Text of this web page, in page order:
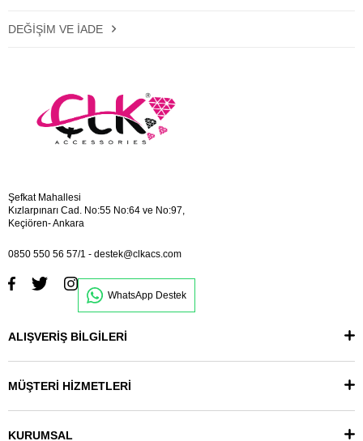
DEĞIŞIM VE İADE
Şefkat Mahallesi
Kızlarpınarı Cad. No:55 No:64 ve No:97,
Keçiören- Ankara
0850 550 56 57/1 - destek@clkacs.com
WhatsApp Destek
ALIŞVERİŞ BİLGİLERİ
MÜŞTERİ HİZMETLERİ
KURUMSAL